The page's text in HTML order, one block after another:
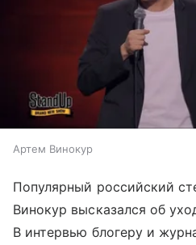
Артем Винокур
Популярный российский
Винокур высказался об
В интервью блогеру и